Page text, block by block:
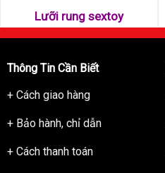
Lưỡi rung sextoy
Thông Tin Cần Biết
+ Cách giao hàng
+ Bảo hành, chỉ dẫn
+ Cách thanh toán